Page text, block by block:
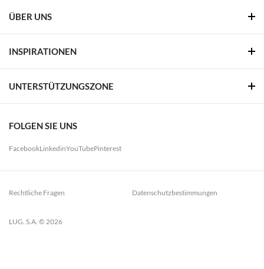
ÜBER UNS
INSPIRATIONEN
UNTERSTÜTZUNGSZONE
FOLGEN SIE UNS
FacebookLinkedinYouTubePinterest
LUG. S.A. © 2026
Rechtliche Fragen Datenschutzbestimmungen